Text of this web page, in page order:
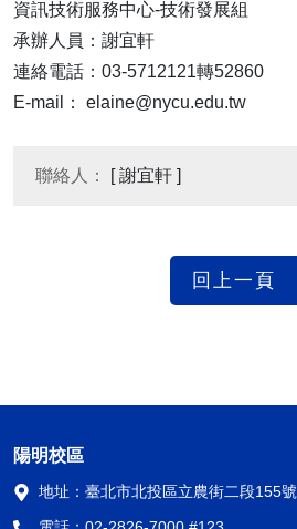
資訊技術服務中心-技術發展組
承辦人員：謝宜軒
連絡電話：03-5712121轉52860
E-mail： elaine@nycu.edu.tw
聯絡人： [ 謝宜軒 ]
回上一頁
陽明校區
地址： 臺北市北投區立農街二段155號